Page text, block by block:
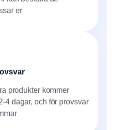
er
produkter kommer
4 dagar, och för provsvar